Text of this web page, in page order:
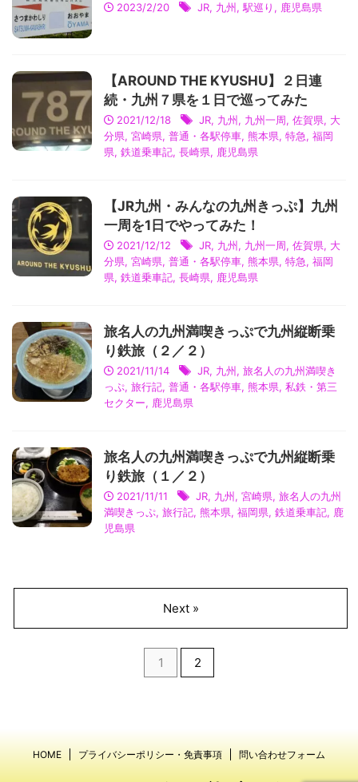
2023/2/20 JR, 九州, 駅巡り , 鹿児島県
【AROUND THE KYUSHU】２日連
続・九州７県を１日で巡ってみた
2021/12/18 JR, 九州, 九州一周, 佐賀県, 大
分県, 宮崎県, 普通・各駅停車, 熊本県, 特急, 福岡
県, 鉄道乗車記, 長崎県, 鹿児島県
【JR九州・みんなの九州きっぷ】九州
一周を1日でやってみた！
2021/12/12 JR, 九州, 九州一周, 佐賀県, 大
分県, 宮崎県, 普通・各駅停車, 熊本県, 特急, 福岡
県, 鉄道乗車記, 長崎県, 鹿児島県
旅名人の九州満喫きっぷで九州縦断乗
り鉄旅（２／２）
2021/11/14 JR, 九州, 旅名人の九州満喫き
っぷ, 旅行記, 普通・各駅停車, 熊本県, 私鉄・第三
セクター, 鹿児島県
旅名人の九州満喫きっぷで九州縦断乗
り鉄旅（１／２）
2021/11/11 JR, 九州, 宮崎県, 旅名人の九州
満喫きっぷ, 旅行記, 熊本県, 福岡県, 鉄道乗車記, 鹿
児島県
1 2
Next »
HOME プライバシーポリシー・免責事項 問い合わせフォーム